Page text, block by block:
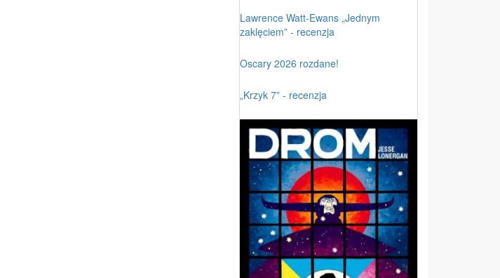
Lawrence Watt-Ewans „Jednym
zaklęciem” - recenzja
Oscary 2026 rozdane!
„Krzyk 7” - recenzja